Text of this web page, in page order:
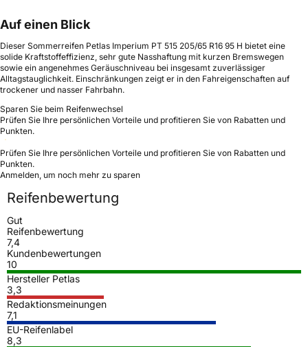
Auf einen Blick
Dieser Sommerreifen Petlas Imperium PT 515 205/65 R16 95 H bietet eine
solide Kraftstoffeffizienz, sehr gute Nasshaftung mit kurzen Bremswegen
sowie ein angenehmes Geräuschniveau bei insgesamt zuverlässiger
Alltagstauglichkeit. Einschränkungen zeigt er in den Fahreigenschaften auf
trockener und nasser Fahrbahn.
Sparen Sie beim Reifenwechsel
Prüfen Sie Ihre persönlichen Vorteile und profitieren Sie von Rabatten und
Punkten.
Prüfen Sie Ihre persönlichen Vorteile und profitieren Sie von Rabatten und
Punkten.
Anmelden, um noch mehr zu sparen
Reifenbewertung
Gut
Reifenbewertung
7,4
Kundenbewertungen
10
Hersteller Petlas
3,3
Redaktionsmeinungen
7,1
EU-Reifenlabel
8,3